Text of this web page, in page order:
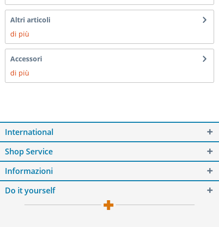
Altri articoli
di più
Accessori
di più
International
Shop Service
Informazioni
Do it yourself